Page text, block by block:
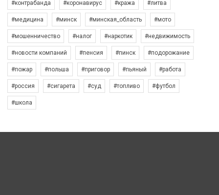
#контрабанда #коронавирус #кража #литва
#медицина #минск #минская_область #мото
#мошенничество #налог #наркотик #недвижимость
#новости компаний #пенсия #пинск #подорожание
#пожар #польша #приговор #пьяный #работа
#россия #сигарета #суд #топливо #футбол
#школа